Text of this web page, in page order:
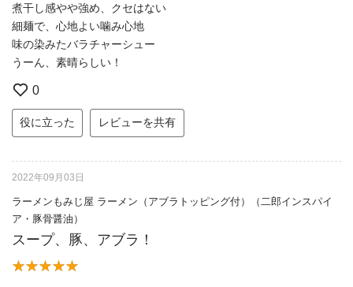
煮干し感やや強め、クセはない
細麺で、心地よい噛み心地
味の染みたバラチャーシュー
うーん、素晴らしい！
0
役に立った レビューを共有
2022年09月03日
ラーメンもみじ屋 ラーメン（アブラトッピング付）（二郎インスパイ
ア・豚骨醤油）
スープ、豚、アブラ！